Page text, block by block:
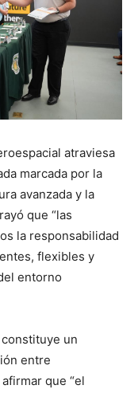
atraviesa
marcada por la
avanzada y la
que “las
la responsabilidad
flexibles y
entorno
un
entre
que “el